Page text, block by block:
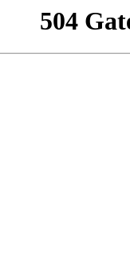
504